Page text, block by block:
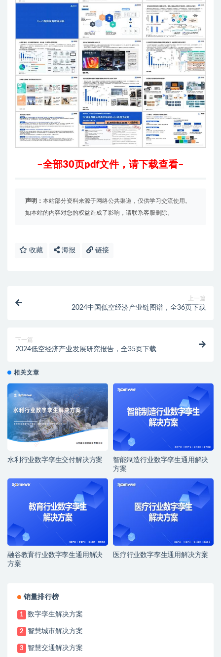
–全部30页pdf文件，请下载查看–
声明： 本站部分资料来源于网络公共渠道，仅供学习交流使用。
如本站的内容对您的权益造成了影响，请联系客服删除。
收藏 海报 链接
上一篇
2024中国低空经济产业链图谱，全36页下载
下一篇
2024低空经济产业发展研究报告，全35页下载
相关文章
水利行业数字孪生交付解决方案
智能制造行业数字孪生通用解决
方案
融谷教育行业数字孪生通用解决
方案
医疗行业数字孪生通用解决方案
销量排行榜
1 数字孪生解决方案
2 智慧城市解决方案
3 智慧交通解决方案